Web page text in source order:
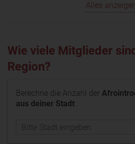
Alles anzeigen
Wie viele Mitglieder
Region?
Berechne die Anzahl der
aus deiner Stadt: